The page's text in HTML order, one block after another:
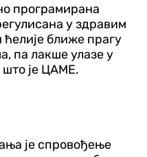
програмирана
у здравим
ћелије ближе прагу
па лакше улазе у
што је ЦАМЕ.
је спровођење